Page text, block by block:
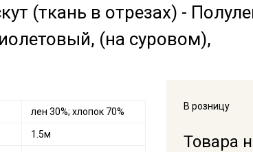
(ткань в отрезах) -
(на суровом),
В розницу
Товара
лен 30%; хлопок 70%
1.5м